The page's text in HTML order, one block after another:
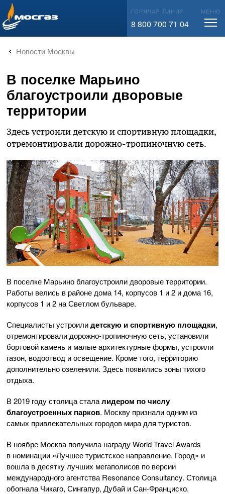
info@mos-gaz.ru ГОРЯЧАЯ ЛИНИЯ
8 800 700 71 04
МЕНЮ
Новости Москвы
В поселке Марьино
благоустроили дворовые
территории
Здесь устроили детскую и спортивную площадки,
отремонтировали дорожно-тропиночную сеть.
В поселке Марьино благоустроили дворовые территории.
Работы велись в районе дома 14, корпусов 1 и 2 и дома 16,
корпусов 1 и 2 на Светлом бульваре.
Специалисты устроилидетскую и спортивную площадки,
отремонтировали дорожно-тропиночную сеть, установили
бортовой камень и малые архитектурные формы, устроили
газон, водоотвод и освещение. Кроме того, территорию
дополнительно озеленили. Здесь появились зоны тихого
отдыха.
В 2019 году столица сталалидером по числу
благоустроенных парков. Москву признали одним из
самых привлекательных городов мира для туристов.
В ноябре Москва получила награду World Travel Awards
в номинации «Лучшее туристское направление. Город» и
вошла в десятку лучших мегаполисов по версии
международного агентства Resonance Consultancy. Столица
обогнала Чикаго, Сингапур, Дубай и Сан-Франциско.